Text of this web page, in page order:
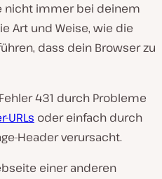
nicht immer bei deinem
Art und Weise, wie die
dass dein Browser zu
431 durch Probleme
URLs oder einfach durch
Header verursacht.
einer anderen